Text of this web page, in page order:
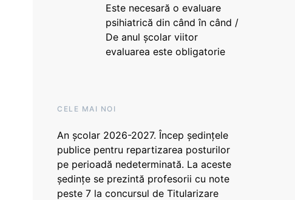
Este necesară o evaluare
psihiatrică din când în când /
De anul școlar viitor
evaluarea este obligatorie
CELE MAI NOI
An școlar 2026-2027. Încep ședințele
publice pentru repartizarea posturilor
pe perioadă nedeterminată. La aceste
ședințe se prezintă profesorii cu note
peste 7 la concursul de Titularizare